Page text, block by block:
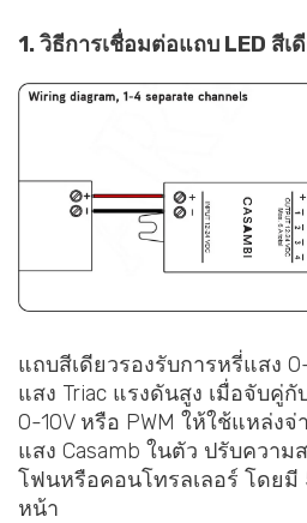
1. วิธีการเชื่อมต่อแถบ LED สีเ
แถบสีเดียวรองรับการหรี่แสง
แสง Triac แรงดันสูง เมื่อจับคู่
0-10V หรือ PWM ให้ใช้แหล่ง
แสง Casamb ในตัว ปรับควา
โฟนหรือคอนโทรลเลอร์ โดยมี
หน้า